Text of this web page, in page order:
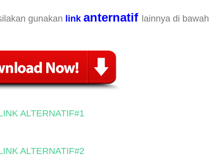
gunakan link anternatif lainnya di bawah
ALTERNATIF#1
ALTERNATIF#2